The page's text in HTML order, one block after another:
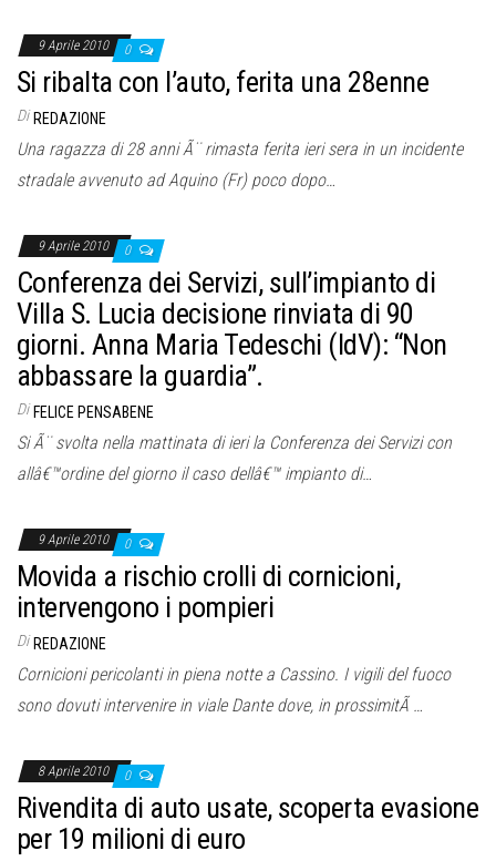
9 Aprile 2010 0
Si ribalta con l’auto, ferita una 28enne
Di REDAZIONE
Una ragazza di 28 anni Ã¨ rimasta ferita ieri sera in un incidente
stradale avvenuto ad Aquino (Fr) poco dopo…
9 Aprile 2010 0
Conferenza dei Servizi, sull’impianto di
Villa S. Lucia decisione rinviata di 90
giorni. Anna Maria Tedeschi (IdV): “Non
abbassare la guardia”.
Di FELICE PENSABENE
Si Ã¨ svolta nella mattinata di ieri la Conferenza dei Servizi con
allâ€™ordine del giorno il caso dellâ€™ impianto di…
9 Aprile 2010 0
Movida a rischio crolli di cornicioni,
intervengono i pompieri
Di REDAZIONE
Cornicioni pericolanti in piena notte a Cassino. I vigili del fuoco
sono dovuti intervenire in viale Dante dove, in prossimitÃ …
8 Aprile 2010 0
Rivendita di auto usate, scoperta evasione
per 19 milioni di euro